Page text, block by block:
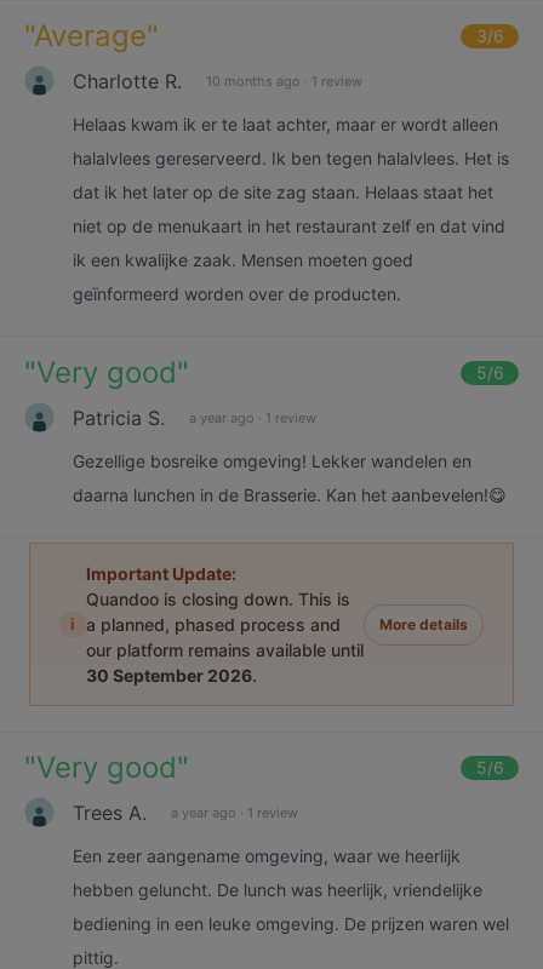
"Average" 3/6
Charlotte R. 10 months ago · 1 review
Helaas kwam ik er te laat achter, maar er wordt alleen
halalvlees gereserveerd. Ik ben tegen halalvlees. Het is
dat ik het later op de site zag staan. Helaas staat het
niet op de menukaart in het restaurant zelf en dat vind
ik een kwalijke zaak. Mensen moeten goed
geïnformeerd worden over de producten.
"Very good" 5/6
Patricia S. a year ago · 1 review
Gezellige bosreike omgeving! Lekker wandelen en
daarna lunchen in de Brasserie. Kan het aanbevelen!😋
i
Important Update:
Quandoo is closing down. This is
a planned, phased process and
our platform remains available until
30 September 2026.
More details
"Very good" 5/6
Trees A. a year ago · 1 review
Een zeer aangename omgeving, waar we heerlijk
hebben geluncht. De lunch was heerlijk, vriendelijke
bediening in een leuke omgeving. De prijzen waren wel
pittig.